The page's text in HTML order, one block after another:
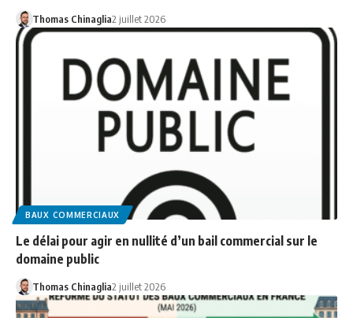
Thomas Chinaglia2 juillet 2026
BAUX COMMERCIAUX
Le délai pour agir en nullité d’un bail commercial sur le
domaine public
Thomas Chinaglia2 juillet 2026